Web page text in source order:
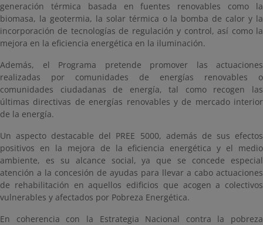
generación térmica basada en fuentes renovables como la
biomasa, la geotermia, la solar térmica o la bomba de calor y la
incorporación de tecnologías de regulación y control, así como la
mejora en la eficiencia energética en la iluminación.
Además, el Programa pretende promover las actuaciones
realizadas por comunidades de energías renovables o
comunidades ciudadanas de energía, tal como recogen las
últimas directivas de energías renovables y de mercado interior
de la energía.
Un aspecto destacable del PREE 5000, además de sus efectos
positivos en la mejora de la eficiencia energética y el medio
ambiente, es su alcance social, ya que se concede especial
atención a la concesión de ayudas para llevar a cabo actuaciones
de rehabilitación en aquellos edificios que acogen a colectivos
vulnerables y afectados por Pobreza Energética.
En coherencia con la Estrategia Nacional contra la pobreza